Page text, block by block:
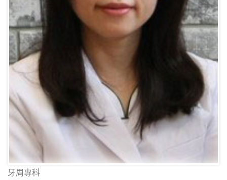
牙周專科